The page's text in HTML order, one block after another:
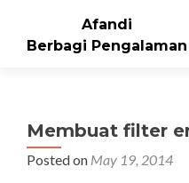
Afandi
Berbagi Pengalaman
Membuat filter
Posted on May 19, 2014